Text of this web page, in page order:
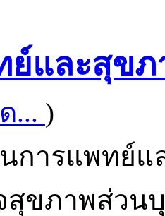
และสุขภ
... )
การแพทย์
สุขภาพส่วน